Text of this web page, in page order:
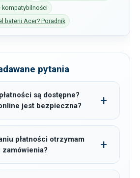
baterii Acer? Poradnik
pytania
są dostępne?
jest bezpieczna?
płatności otrzymam